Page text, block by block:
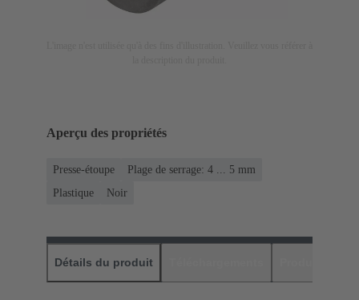
Aperçu des propriétés
Presse-étoupe
Plage de serrage: 4 ... 5 mm
Plastique
Noir
Détails du produit